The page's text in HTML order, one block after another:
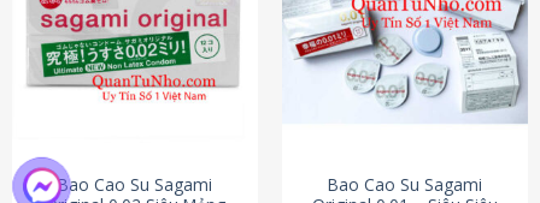
trên
trang
sản
phẩm
Bao Cao Su Sagami
Bao Cao Su Sagami